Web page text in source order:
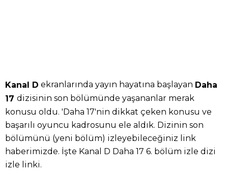
Kanal D ekranlarında yayın hayatına başlayan Daha
17 dizisinin son bölümünde yaşananlar merak
konusu oldu. 'Daha 17'nin dikkat çeken konusu ve
başarılı oyuncu kadrosunu ele aldık. Dizinin son
bölümünü (yeni bölüm) izleyebileceğiniz link
haberimizde. İşte Kanal D Daha 17 6. bölüm izle dizi
izle linki.